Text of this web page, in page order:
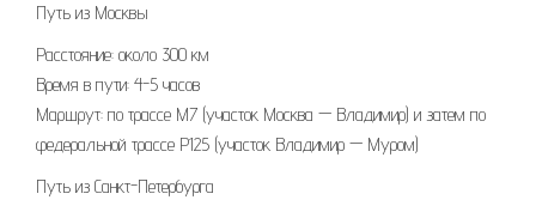
Путь из Москвы
Расстояние: около 300 км
Время в пути: 4-5 часов
Маршрут: по трассе М7 (участок Москва — Владимир) и затем по
федеральной трассе Р125 (участок Владимир — Муром)
Путь из Санкт-Петербурга